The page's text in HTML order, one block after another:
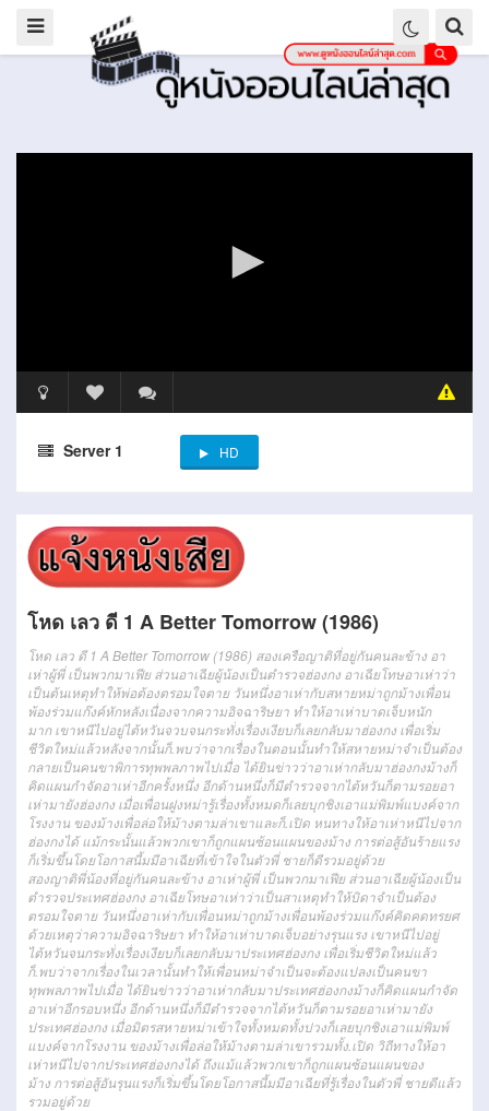
Server 1 HD
โหด เลว ดี 1 A Better Tomorrow (1986)
โหด เลว ดี 1 A Better Tomorrow (1986) สองเครือญาติที่อยู่กันคนละข้าง อา
เห่าผู้พี่ เป็นพวกมาเฟีย ส่วนอาเฉียผู้น้องเป็นตำรวจฮ่องกง อาเฉียโทษอาเห่าว่า
เป็นต้นเหตุทำให้พ่อต้องตรอมใจตาย วันหนึ่งอาเห่ากับสหายหม่าถูกม้างเพื่อน
พ้องร่วมแก๊งค์หักหลังเนื่องจากความอิจฉาริษยา ทำให้อาเห่าบาดเจ็บหนัก
มาก เขาหนีไปอยู่ไต้หวันจวบจนกระทั่งเรื่องเงียบก็เลยกลับมาฮ่องกง เพื่อเริ่ม
ชีวิตใหม่แล้วหลังจากนั้นก็. พบว่าจากเรื่องในตอนนั้นทำให้สหายหม่าจำเป็นต้อง
กลายเป็นคนขาพิการทุพพลภาพไปเมื่อ ได้ยินข่าวว่าอาเห่ากลับมาฮ่องกงม้างก็
คิดแผนกำจัดอาเห่าอีกครั้งหนึ่ง อีกด้านหนึ่งก็มีตำรวจจากไต้หวันก็ตามรอยอา
เห่ามายังฮ่องกง เมื่อเพื่อนฝูงหม่ารู้เรื่องทั้งหมดก็เลยบุกชิงเอาแม่พิมพ์แบงค์จาก
โรงงาน ของม้างเพื่อล่อให้ม้างตามล่าเขาและก็.เปิด หนทางให้อาเห่าหนีไปจาก
ฮ่องกงได้ แม้กระนั้นแล้วพวกเขาก็ถูกแผนซ้อนแผนของม้าง การต่อสู้อันร้ายแรง
ก็เริ่มขึ้นโดยโอกาสนี้มมีอาเฉียที่เข้าใจในตัวพี่ ชายก็ดีรวมอยู่ด้วย
สองญาติพี่น้องที่อยู่กันคนละข้าง อาเห่าผู้พี่ เป็นพวกมาเฟีย ส่วนอาเฉียผู้น้องเป็น
ตำรวจประเทศฮ่องกง อาเฉียโทษอาเห่าว่าเป็นสาเหตุทำให้บิดาจำเป็นต้อง
ตรอมใจตาย วันหนึ่งอาเห่ากับเพื่อนหม่าถูกม้างเพื่อนพ้องร่วมแก๊งค์คิดคดทรยศ
ด้วยเหตุว่าความอิจฉาริษยา ทำให้อาเห่าบาดเจ็บอย่างรุนแรง เขาหนีไปอยู่
ไต้หวันจนกระทั่งเรื่องเงียบก็เลยกลับมาประเทศฮ่องกง เพื่อเริ่มชีวิตใหม่แล้ว
ก็. พบว่าจากเรื่องในเวลานั้นทำให้เพื่อนหม่าจำเป็นจะต้องแปลงเป็นคนขา
ทุพพลภาพไปเมื่อ ได้ยินข่าวว่าอาเห่ากลับมาประเทศฮ่องกงม้างก็คิดแผนกำจัด
อาเห่าอีกรอบหนึ่ง อีกด้านหนึ่งก็มีตำรวจจากไต้หวันก็ตามรอยอาเห่ามายัง
ประเทศฮ่องกง เมื่อมิตรสหายหม่าเข้าใจทั้งหมดทั้งปวงก็เลยบุกชิงเอาแม่พิมพ์
แบงค์จากโรงงาน ของม้างเพื่อล่อให้ม้างตามล่าเขารวมทั้ง.เปิด วิถีทางให้อา
เห่าหนีไปจากประเทศฮ่องกงได้ ถึงแม้แล้วพวกเขาก็ถูกแผนซ้อนแผนของ
ม้าง การต่อสู้อันรุนแรงก็เริ่มขึ้นโดยโอกาสนี้มมีอาเฉียที่รู้เรื่องในตัวพี่ ชายดีแล้ว
รวมอยู่ด้วย